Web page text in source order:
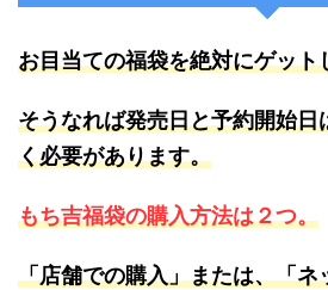
お目当ての福袋を絶対にゲット
そうなれば発売日と予約開始日
く必要があります。
もち吉福袋の購入方法は２つ。
「店舗での購入」または、「ネ